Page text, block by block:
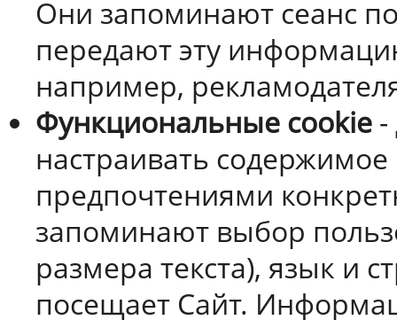
Они запоминают сеанс
передают эту
например,
Функциональные cookie
настраивать содержимое
предпочтениями
запоминают выбор
размера текста), язык и
посещает Сайт.